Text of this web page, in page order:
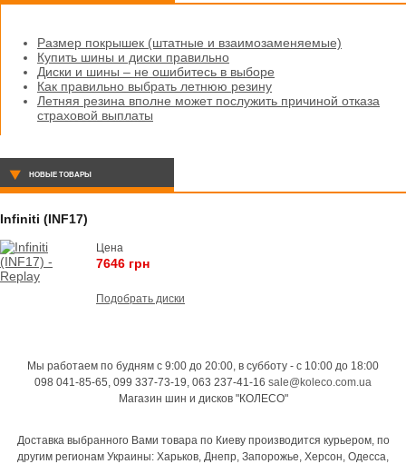
Размер покрышек (штатные и взаимозаменяемые)
Купить шины и диски правильно
Диски и шины – не ошибитесь в выборе
Как правильно выбрать летнюю резину
Летняя резина вполне может послужить причиной отказа
страховой выплаты
НОВЫЕ ТОВАРЫ
Infiniti (INF17)
Цена
7646 грн
Подобрать диски
Мы работаем по будням с 9:00 до 20:00, в субботу - с 10:00 до 18:00
098 041-85-65, 099 337-73-19, 063 237-41-16 sale@koleco.com.ua
Магазин шин и дисков "КОЛЕСО"
Доставка выбранного Вами товара по Киеву производится курьером, по
другим регионам Украины: Харьков, Днепр, Запорожье, Херсон, Одесса,